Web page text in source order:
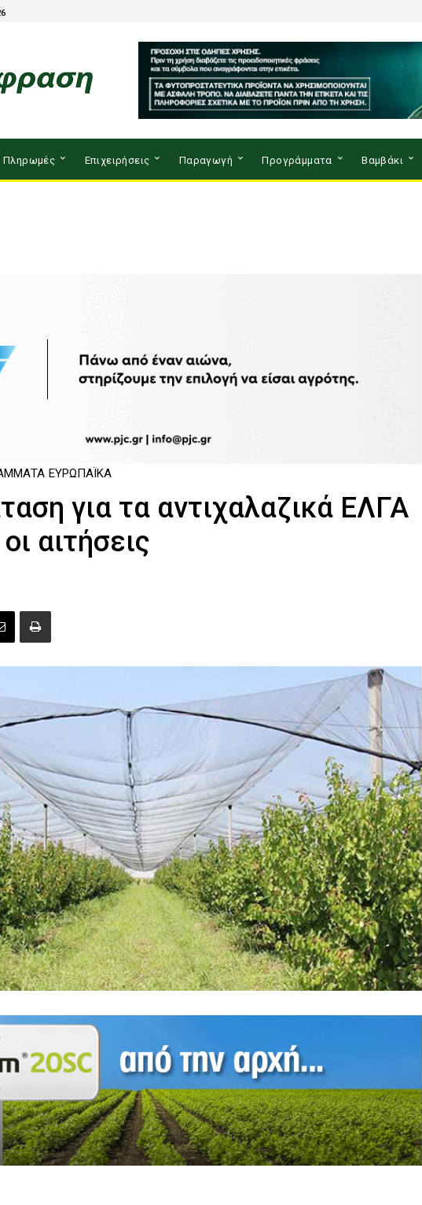
Πληρωμές Επιχειρήσεις Παραγωγή Προγράμματα Βαμβάκι
ΕΥΡΩΠΑΪΚΆ
για τα αντιχαλαζικά ΕΛΓΑ
αιτήσεις